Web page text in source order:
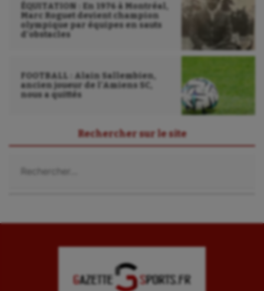
ÉQUITATION : En 1976 à Montréal,
Marc Roguet devient champion
olympique par équipes en sauts
d’obstacles
FOOTBALL : Alain Sallembien,
ancien joueur de l’Amiens SC,
nous a quittés
Rechercher sur le site